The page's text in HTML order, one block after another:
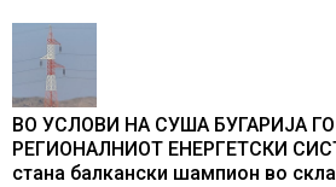
ВО УСЛОВИ НА СУША БУГАРИЈА
РЕГИОНАЛНИОТ ЕНЕРГЕТСКИ
стана балкански шампион во